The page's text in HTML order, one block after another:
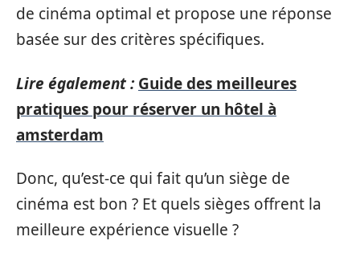
de cinéma optimal et propose une réponse
basée sur des critères spécifiques.
Lire également : Guide des meilleures
pratiques pour réserver un hôtel à
amsterdam
Donc, qu’est-ce qui fait qu’un siège de
cinéma est bon ? Et quels sièges offrent la
meilleure expérience visuelle ?